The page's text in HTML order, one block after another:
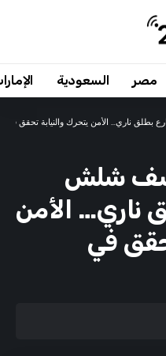
مصر السعودية
ناري… الأمن يتحرك والنيابة تحقق في
شلش
ناري… الأمن
في